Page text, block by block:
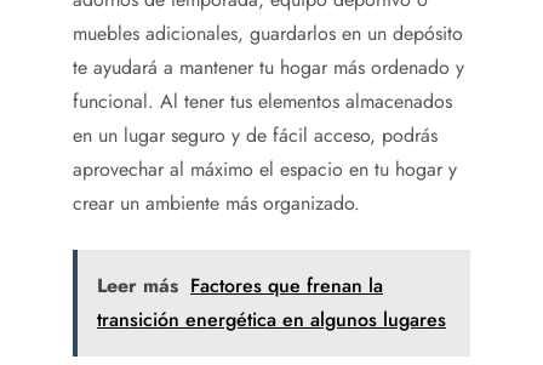
muebles adicionales, guardarlos en un depósito
te ayudará a mantener tu hogar más ordenado y
funcional. Al tener tus elementos almacenados
en un lugar seguro y de fácil acceso, podrás
aprovechar al máximo el espacio en tu hogar y
crear un ambiente más organizado.
Leer más Factores que frenan la
transición energética en algunos lugares